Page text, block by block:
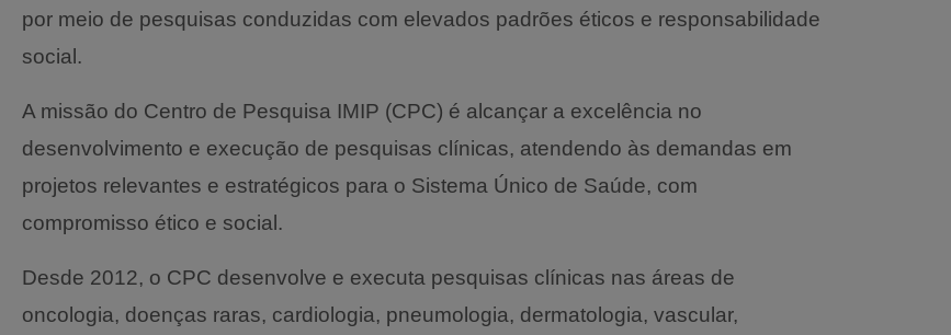
por meio de pesquisas conduzidas com elevados padrões éticos e responsabilidade
social.
A missão do Centro de Pesquisa IMIP (CPC) é alcançar a excelência no
desenvolvimento e execução de pesquisas clínicas, atendendo às demandas em
projetos relevantes e estratégicos para o Sistema Único de Saúde, com
compromisso ético e social.
Desde 2012, o CPC desenvolve e executa pesquisas clínicas nas áreas de
oncologia, doenças raras, cardiologia, pneumologia, dermatologia, vascular,